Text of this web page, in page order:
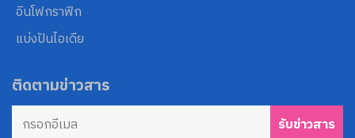
อินโฟกราฟิก
แบ่งปันไอเดีย
ติดตามข่าวสาร